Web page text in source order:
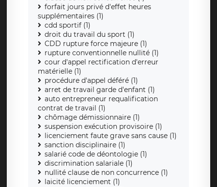
forfait jours privé d'effet heures
supplémentaires (1)
cdd sportif (1)
droit du travail du sport (1)
CDD rupture force majeure (1)
rupture conventionnelle nullité (1)
cour d'appel rectification d'erreur
matérielle (1)
procédure d'appel déféré (1)
arret de travail garde d'enfant (1)
auto entrepreneur requalification
contrat de travail (1)
chômage démissionnaire (1)
suspension exécution provisoire (1)
licenciement faute grave sans cause (1)
sanction disciplinaire (1)
salarié code de déontologie (1)
discrimination salariale (1)
nullité clause de non concurrence (1)
laicité licenciement (1)